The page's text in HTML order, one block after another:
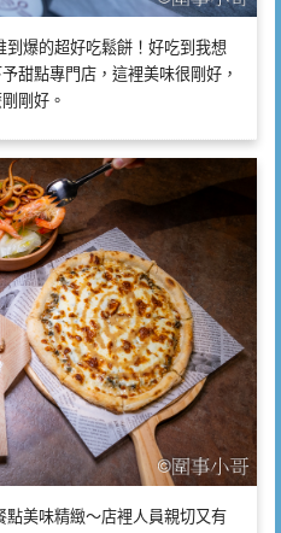
爆的超好吃鬆餅！好吃到我想
甜點專門店，這裡美味很剛好，
剛好。
點美味精緻～店裡人員親切又有